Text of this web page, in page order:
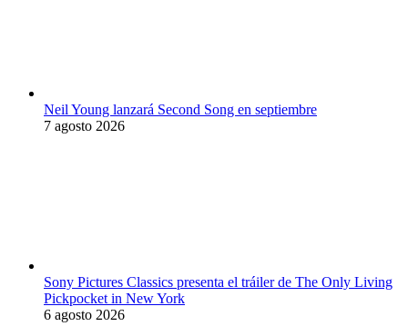
Neil Young lanzará Second Song en septiembre
7 agosto 2026
Sony Pictures Classics presenta el tráiler de The Only Living
Pickpocket in New York
6 agosto 2026